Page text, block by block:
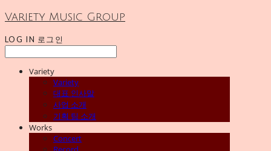
Variety Music Group
LOG IN 로그인
Variety
Variety
대표 인사말
사업 소개
기획 팀 소개
Works
Concert